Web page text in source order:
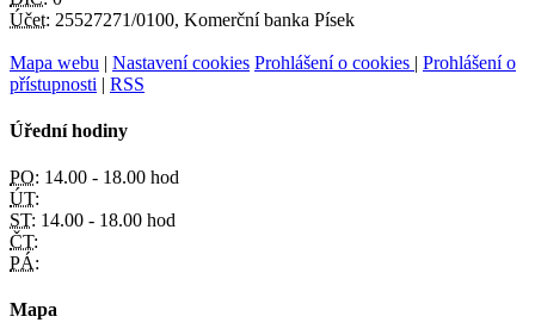
Účet: 25527271/0100, Komerční banka Písek
Mapa webu | Nastavení cookies Prohlášení o cookies | Prohlášení o
přístupnosti | RSS
Úřední hodiny
PO: 14.00 - 18.00 hod
ÚT:
ST: 14.00 - 18.00 hod
ČT:
PÁ:
Mapa